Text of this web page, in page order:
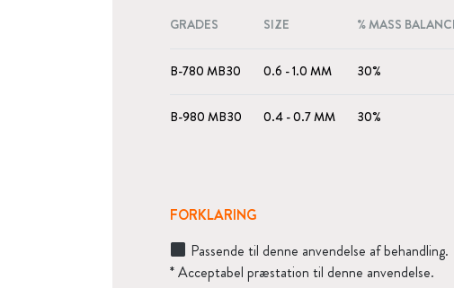
GRADES SIZE % MASS
B-780 MB30 0.6 - 1.0 MM 30%
B-980 MB30 0.4 - 0.7 MM 30%
FORKLARING
Passende til denne anvendelse af behandling.
* Acceptabel præstation til denne anvendelse.